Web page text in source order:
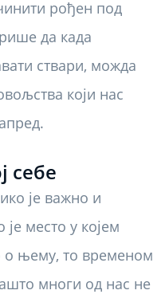
рођен под
да када
ствари, можда
који нас
себе
је важно и
је место у којем
њему, то временом
многи од нас не